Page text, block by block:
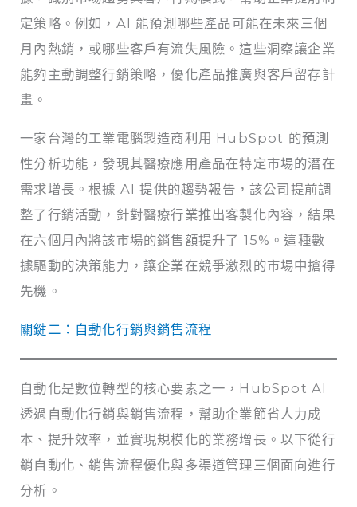
定策略。例如，AI 能預測哪些產品可能在未來三個
月內熱銷，或哪些客戶有流失風險。這些洞察讓企業
能夠主動調整行銷策略，優化產品推廣與客戶留存計
畫。
一家台灣的工業電腦製造商利用 HubSpot 的預測
性分析功能，發現其醫療應用產品在特定市場的潛在
需求增長。根據 AI 提供的趨勢報告，該公司提前調
整了行銷活動，針對醫療行業推出客製化內容，結果
在六個月內將該市場的銷售額提升了 15%。這種數
據驅動的決策能力，讓企業在競爭激烈的市場中搶得
先機。
關鍵二：自動化行銷與銷售流程
自動化是數位轉型的核心要素之一，HubSpot AI
透過自動化行銷與銷售流程，幫助企業節省人力成
本、提升效率，並實現規模化的業務增長。以下從行
銷自動化、銷售流程優化與多渠道管理三個面向進行
分析。